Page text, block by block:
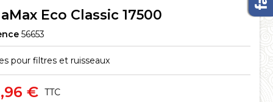
Eco Classic 17500
56653
pour filtres et ruisseaux
€ TTC